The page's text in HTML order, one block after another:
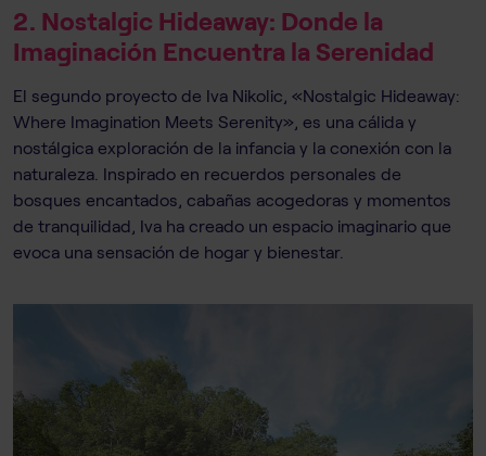
2. Nostalgic Hideaway: Donde la
Imaginación Encuentra la Serenidad
El segundo proyecto de Iva Nikolic, «Nostalgic Hideaway:
Where Imagination Meets Serenity», es una cálida y
nostálgica exploración de la infancia y la conexión con la
naturaleza. Inspirado en recuerdos personales de
bosques encantados, cabañas acogedoras y momentos
de tranquilidad, Iva ha creado un espacio imaginario que
evoca una sensación de hogar y bienestar.